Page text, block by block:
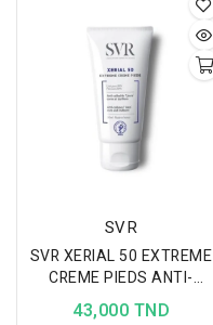
tendance acnéiques
SVR
SVR XERIAL 50 EXTREME
CREME PIEDS ANTI-
CALLOSITES 50ML
43,000 TND